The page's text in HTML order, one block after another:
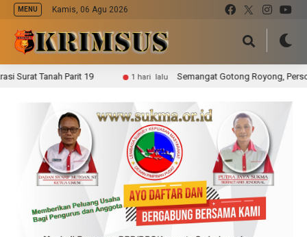
MENU Kamis, 06 Agu 2026
Parit 19 1 hari lalu Semangat Gotong Royong, Personel